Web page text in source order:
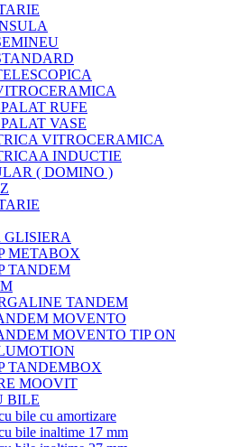
RUFE
VASE
VITROCERAMICA
INDUCTIE
( DOMINO )
GLISIERA
METABOX
TANDEM
TANDEM
MOVENTO
MOVENTO TIP ON
TANDEMBOX
MOOVIT
BILE
bile cu amortizare
bile inaltime 17 mm